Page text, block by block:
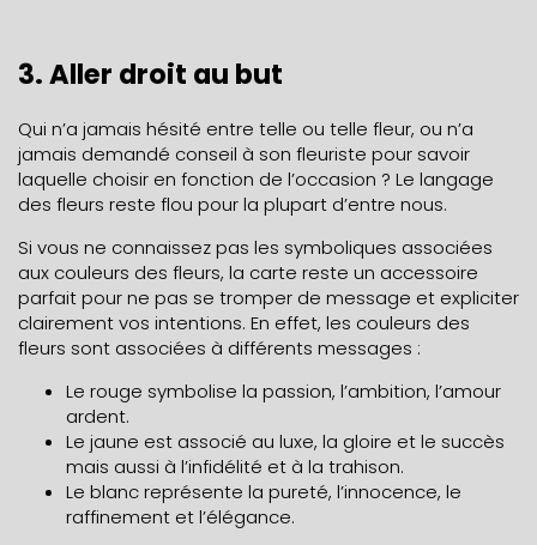
3. Aller droit au but
Qui n’a jamais hésité entre telle ou telle fleur, ou n’a
jamais demandé conseil à son fleuriste pour savoir
laquelle choisir en fonction de l’occasion ? Le langage
des fleurs reste flou pour la plupart d’entre nous.
Si vous ne connaissez pas les symboliques associées
aux couleurs des fleurs, la carte reste un accessoire
parfait pour ne pas se tromper de message et expliciter
clairement vos intentions. En effet, les couleurs des
fleurs sont associées à différents messages :
Le rouge symbolise la passion, l’ambition, l’amour
ardent.
Le jaune est associé au luxe, la gloire et le succès
mais aussi à l’infidélité et à la trahison.
Le blanc représente la pureté, l’innocence, le
raffinement et l’élégance.